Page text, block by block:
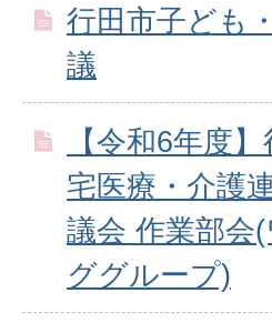
行田市子ども
議
【令和6年度
宅医療・介護
議会 作業部会
ググループ)